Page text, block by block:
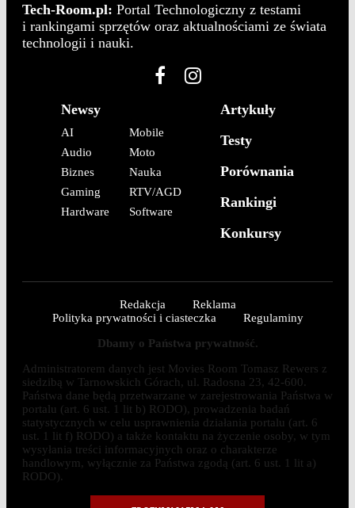
Tech-Room.pl: Portal Technologiczny z testami
i rankingami sprzętów oraz aktualnościami ze świata
technologii i nauki.
Newsy
AI
Audio
Biznes
Gaming
Hardware
Mobile
Moto
Nauka
RTV/AGD
Software
Artykuły
Testy
Porównania
Rankingi
Konkursy
Redakcja
Reklama
Polityka prywatności i ciasteczka
Regulaminy
Dbamy o Państwa prywatność.
Administratorem danych jest Movies Room Tomasz Rewers z
siedzibą w Tarnowskich Górach, ul. Radosna 23, 42-600.
Państwa dane będą przetwarzane w zarejestrowania Państwa w
portalu (art. 6 ust. 1 lit b) RODO), prowadzenia badań
statystycznych w celu usprawnienia działania portalu (art. 6
ust. 1 lit f) RODO) a także kontaktu na życzenie osoby, w tym
wysyłania treści informacyjnych oraz o charakterze
handlowym, wyłącznie za Państwa zgodą (art. 6 ust. 1 lit a)
RODO).